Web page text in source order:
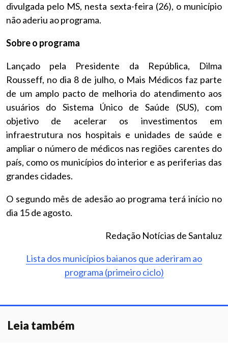
divulgada pelo MS, nesta sexta-feira (26), o município
não aderiu ao programa.
Sobre o programa
Lançado pela Presidente da República, Dilma
Rousseff, no dia 8 de julho, o Mais Médicos faz parte
de um amplo pacto de melhoria do atendimento aos
usuários do Sistema Único de Saúde (SUS), com
objetivo de acelerar os investimentos em
infraestrutura nos hospitais e unidades de saúde e
ampliar o número de médicos nas regiões carentes do
país, como os municípios do interior e as periferias das
grandes cidades.
O segundo mês de adesão ao programa terá início no
dia 15 de agosto.
Redação Notícias de Santaluz
Lista dos municípios baianos que aderiram ao
programa (primeiro ciclo)
Leia também